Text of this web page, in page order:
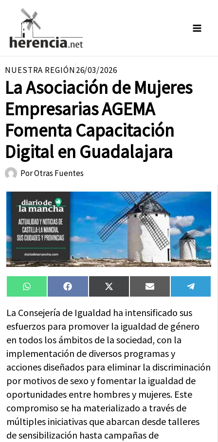
contenido
NUESTRA REGIÓN26/03/2026
La Asociación de Mujeres
Empresarias AGEMA
Fomenta Capacitación
Digital en Guadalajara
PorOtras Fuentes
Compartir
en
WhatsAppCompartir
en
FacebookCompartir
en
X
(Twitter)
Compartir
en
Email
en
La Consejería de Igualdad ha intensificado sus
esfuerzos para promover la igualdad de género
en todos los ámbitos de la sociedad, con la
implementación de diversos programas y
acciones diseñados para eliminar la discriminación
por motivos de sexo y fomentar la igualdad de
oportunidades entre hombres y mujeres. Este
compromiso se ha materializado a través de
múltiples iniciativas que abarcan desde talleres
de sensibilización hasta campañas de